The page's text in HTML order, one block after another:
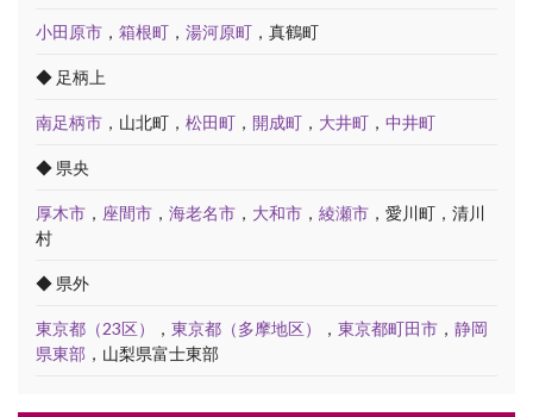
小田原市 ， 箱根町 ， 湯河原町 ，真鶴町
◆ 足柄上
南足柄市 ，山北町， 松田町 ， 開成町 ， 大井町 ， 中井町
◆ 県央
厚木市 ， 座間市 ， 海老名市 ， 大和市 ， 綾瀬市 ，愛川町，清川
村
◆ 県外
東京都（23区） ， 東京都（多摩地区） ， 東京都町田市 ， 静岡
県東部 ，山梨県富士東部